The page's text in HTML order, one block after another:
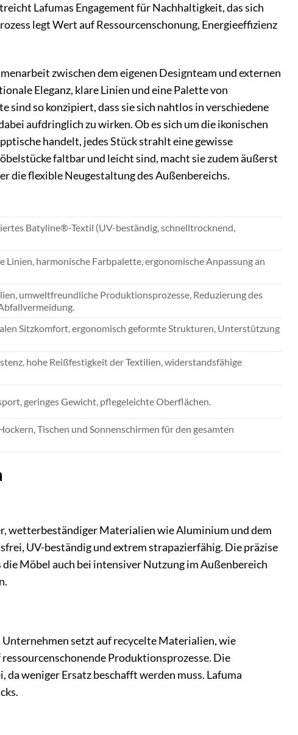
Lafumas Engagement für Nachhaltigkeit, das sich
legt Wert auf Ressourcenschonung, Energieeffizienz
zwischen dem eigenen Designteam und externen
Eleganz, klare Linien und eine Palette von
sind so konzipiert, dass sie sich nahtlos in verschiedene
aufdringlich zu wirken. Ob es sich um die ikonischen
handelt, jedes Stück strahlt eine gewisse
faltbar und leicht sind, macht sie zudem äußerst
die flexible Neugestaltung des Außenbereichs.
Batyline®-Textil (UV-beständig, schnelltrocknend,
Linien, harmonische Farbpalette, ergonomische Anpassung an
umweltfreundliche Produktionsprozesse, Reduzierung des
Sitzkomfort, ergonomisch geformte Strukturen, Unterstützung
hohe Reißfestigkeit der Textilien, widerstandsfähige
geringes Gewicht, pflegeleichte Oberflächen.
Tischen und Sonnenschirmen für den gesamten
wetterbeständiger Materialien wie Aluminium und dem
UV-beständig und extrem strapazierfähig. Die präzise
Möbel auch bei intensiver Nutzung im Außenbereich
setzt auf recycelte Materialien, wie
Produktionsprozesse. Die
weniger Ersatz beschafft werden muss. Lafuma